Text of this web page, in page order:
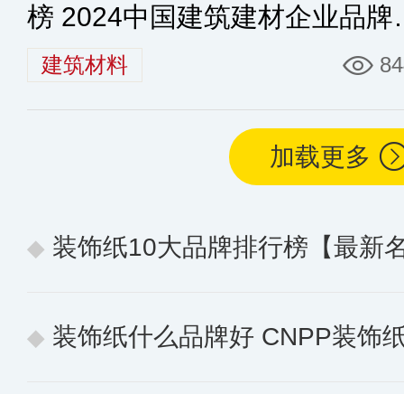
榜 2024中国建筑建材企业品牌
值排名40强
建筑材料
加载更多
装饰纸10大品牌排行榜【最新
装饰纸什么品牌好 CNPP装饰纸十